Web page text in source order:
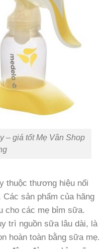
– giá tốt Mẹ Vân Shop
thuộc thương hiệu nổi
sản phẩm của hãng
cho các mẹ bỉm sữa.
trì nguồn sữa lâu dài, là
hoàn toàn bằng sữa mẹ.